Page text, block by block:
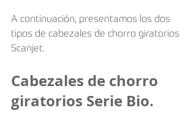
A continuación, presentamos los dos
tipos de cabezales de chorro giratorios
Scanjet.
Cabezales de chorro
giratorios Serie Bio.